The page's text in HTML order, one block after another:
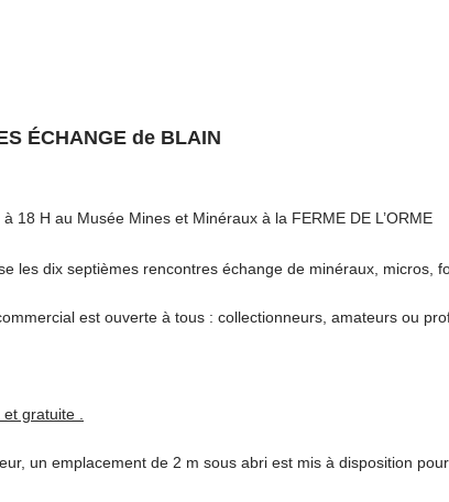
ÉCHANGE de BLAIN
18 H au Musée Mines et Minéraux à la FERME DE L’ORME
les dix septièmes rencontres échange de minéraux, micros,
est ouverte à tous : collectionneurs, amateurs ou
gratuite .
un emplacement de 2 m sous abri est mis à disposition